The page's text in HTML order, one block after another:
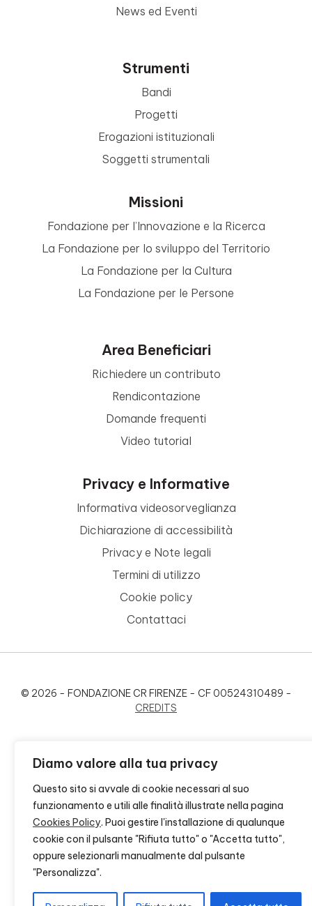
Diamo valore alla tua privacy
Questo sito si avvale di cookie necessari al suo
funzionamento e utili alle finalità illustrate nella pagina
Cookies Policy. Puoi gestire l'installazione di qualunque
cookie con il pulsante "Rifiuta tutto" o "Accetta tutto",
oppure selezionarli manualmente dal pulsante
"Personalizza".
News ed Eventi
Strumenti
Bandi
Progetti
Erogazioni istituzionali
Soggetti strumentali
Missioni
Fondazione per l’Innovazione e la Ricerca
La Fondazione per lo sviluppo del Territorio
La Fondazione per la Cultura
La Fondazione per le Persone
Area Beneficiari
Richiedere un contributo
Rendicontazione
Domande frequenti
Video tutorial
Privacy e Informative
Informativa videosorveglianza
Dichiarazione di accessibilità
Privacy e Note legali
Termini di utilizzo
Cookie policy
Contattaci
© 2026 - FONDAZIONE CR FIRENZE - CF 00524310489 -
CREDITS